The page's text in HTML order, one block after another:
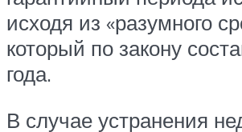
исходя из «разумного
который по закону
года.
В случае устранения